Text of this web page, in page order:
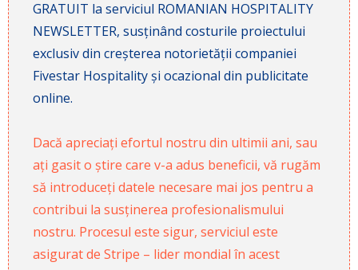
GRATUIT la serviciul ROMANIAN HOSPITALITY
NEWSLETTER, susținând costurile proiectului
exclusiv din creșterea notorietății companiei
Fivestar Hospitality și ocazional din publicitate
online.
Dacă apreciați efortul nostru din ultimii ani, sau
ați gasit o știre care v-a adus beneficii, vă rugăm
să introduceți datele necesare mai jos pentru a
contribui la susținerea profesionalismului
nostru. Procesul este sigur, serviciul este
asigurat de Stripe – lider mondial în acest